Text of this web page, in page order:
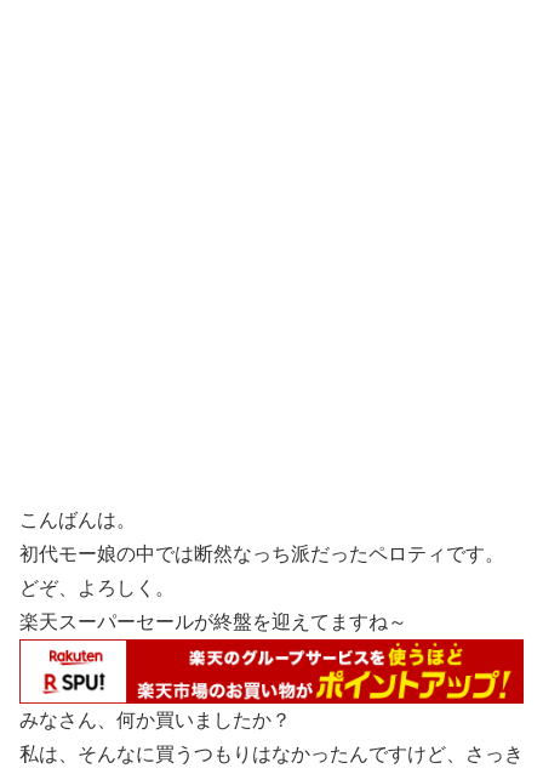
こんばんは。
初代モー娘の中では断然なっち派だったペロティです。
どぞ、よろしく。
楽天スーパーセールが終盤を迎えてますね～
みなさん、何か買いましたか？
私は、そんなに買うつもりはなかったんですけど、さっき